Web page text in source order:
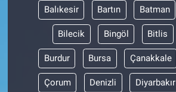
Balıkesir Bartın Batman
Bilecik Bingöl Bitlis
Burdur Bursa Çanakkale
Çorum Denizli Diyarbakır